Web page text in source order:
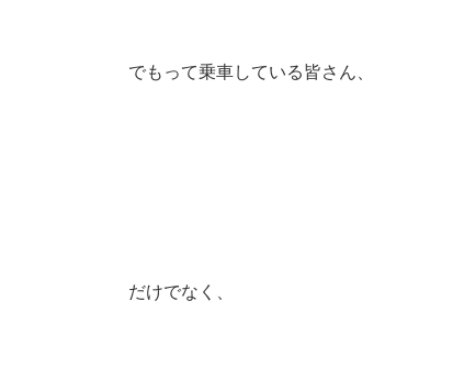
でもって乗車している皆さん、
だけでなく、